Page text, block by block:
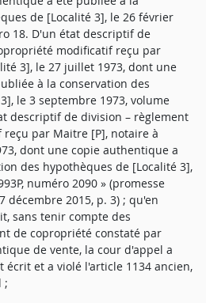
de [Localité 3], le 26 février
18. D'un état descriptif de
modificatif reçu par
3], le 27 juillet 1973, dont une
à la conservation des
le 3 septembre 1973, volume
descriptif de division – règlement
par Maitre [P], notaire à
dont une copie authentique a
des hypothèques de [Localité 3],
numéro 2090 » (promesse
2015, p. 3) ; qu'en
sans tenir compte des
de copropriété constaté par
de vente, la cour d'appel a
et a violé l'article 1134 ancien,
;